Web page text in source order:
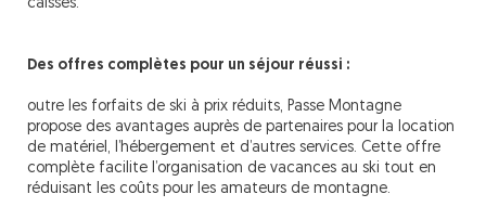
caisses.
Des offres complètes pour un séjour réussi :
outre les forfaits de ski à prix réduits, Passe Montagne
propose des avantages auprès de partenaires pour la location
de matériel, l’hébergement et d’autres services. Cette offre
complète facilite l’organisation de vacances au ski tout en
réduisant les coûts pour les amateurs de montagne.